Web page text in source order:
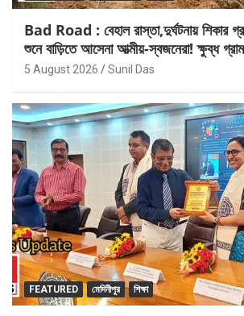
Bad Road : বেহাল রাস্তা,দুর্ঘটনায় শিকার
শুনে বাড়িতে আসেনা আত্মীয়-স্বজনেরা! ক্ষুব্ধ
5 August 2026 Sunil Das
FEATURED মেদিনীপুর শিক্ষা